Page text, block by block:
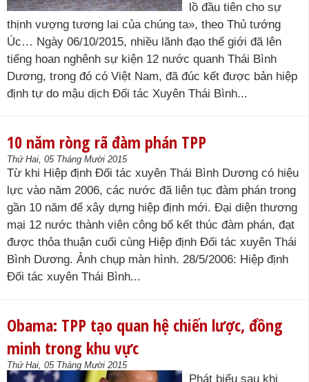
lồ đầu tiên cho sự
thịnh vượng tương lai của chúng ta», theo Thủ tướng
Úc… Ngày 06/10/2015, nhiều lãnh đạo thế giới đã lên
tiếng hoan nghênh sự kiện 12 nước quanh Thái Bình
Dương, trong đó có Việt Nam, đã đúc kết được bản hiệp
định tự do mậu dịch Đối tác Xuyên Thái Bình...
10 năm ròng rã đàm phán TPP
Thứ Hai, 05 Tháng Mười 2015
Từ khi Hiệp định Đối tác xuyên Thái Bình Dương có hiệu
lực vào năm 2006, các nước đã liên tục đàm phán trong
gần 10 năm để xây dựng hiệp định mới. Đại diện thương
mại 12 nước thành viên công bố kết thúc đàm phán, đạt
được thỏa thuận cuối cùng Hiệp định Đối tác xuyên Thái
Bình Dương. Ảnh chụp màn hình. 28/5/2006: Hiệp định
Đối tác xuyên Thái Bình...
Obama: TPP tạo quan hệ chiến lược, đồng
minh trong khu vực
Thứ Hai, 05 Tháng Mười 2015
Phát biểu sau khi